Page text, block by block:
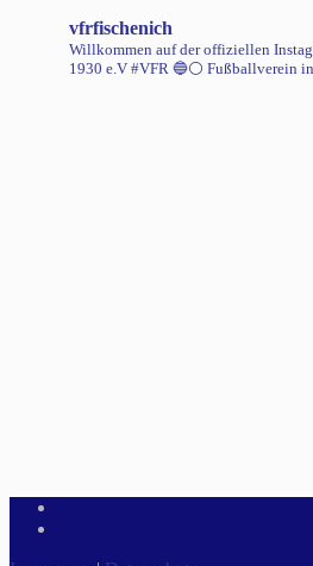
vfrfischenich
Willkommen auf der offiziellen
1930 e.V #VFR 🔵⚪️ Fußballverein